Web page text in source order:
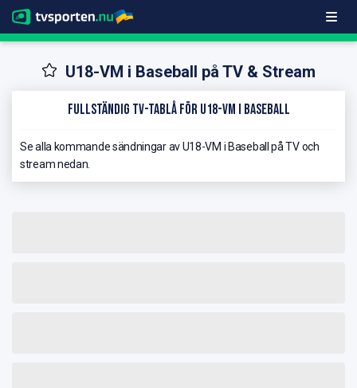
U18-VM i Baseball på TV & Stream
Fullständig TV-Tablå för U18-VM i Baseball
Se alla kommande sändningar av U18-VM i Baseball på TV och
stream nedan.